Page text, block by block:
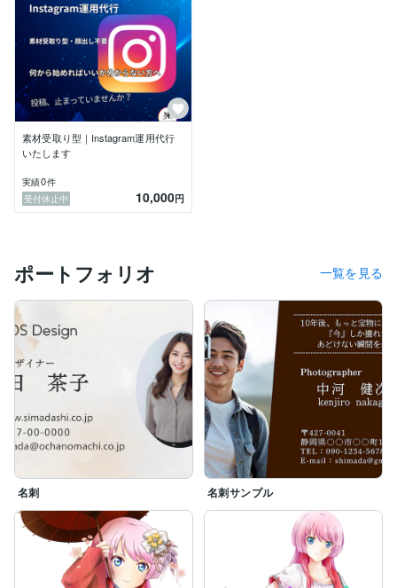
素材受取り型｜Instagram運用代行
いたします
実績0件
受付休止中
10,000円
ポートフォリオ 一覧を見る
名刺 名刺サンプル